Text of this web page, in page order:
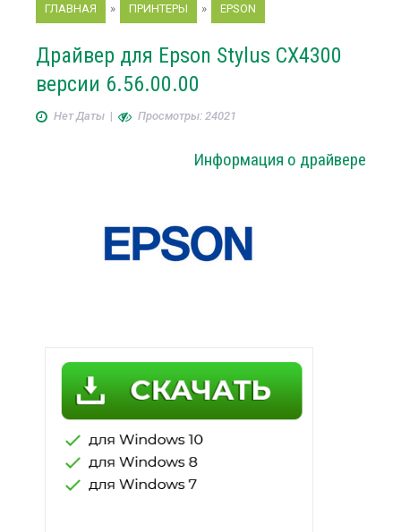
ГЛАВНАЯ » ПРИНТЕРЫ » EPSON
Драйвер для Epson Stylus CX4300
версии 6.56.00.00
Нет Даты| Просмотры: 24021
Информация о драйвере